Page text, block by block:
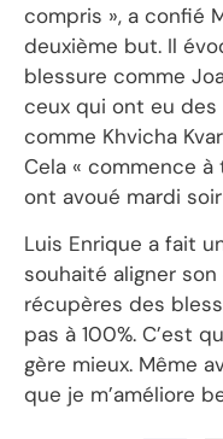
compris », a confié
deuxième but. Il
blessure comme
ceux qui ont eu
comme Khvicha
Cela « commence à
ont avoué mardi
Luis Enrique a fait
souhaité aligner
récupères des
pas à 100%. C’est
gère mieux. Même
que je m’améliore